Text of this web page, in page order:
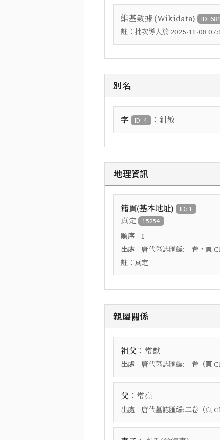
維基數據 (Wikidata) ID:
註： 批次導入於 2025-11-08
別名
字 ID: 4 ： 釗敏
地理資訊
籍貫(基本地址) ID: 1
真定 15254
順序： 1
出處： 唐代墓誌匯編:二卷 ，頁
註： 真定
親屬關係
祖父 ： 常猷
出處： 唐代墓誌匯編:二卷 （頁
父 ： 常亮
出處： 唐代墓誌匯編:二卷 （頁